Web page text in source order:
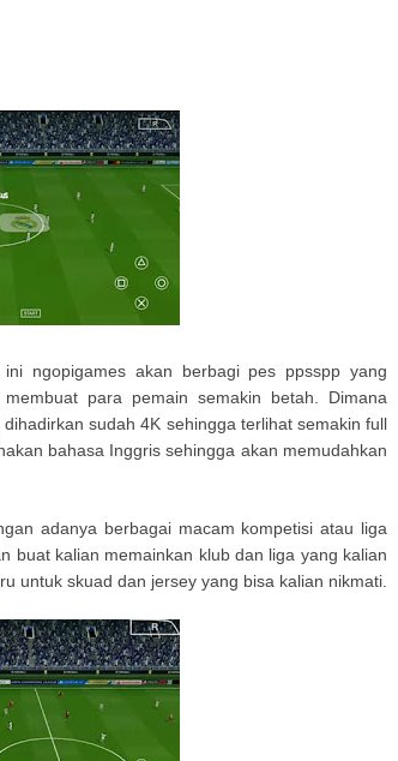
ngopigames akan berbagi pes ppsspp yang
para pemain semakin betah. Dimana
sudah 4K sehingga terlihat semakin full
bahasa Inggris sehingga akan memudahkan
adanya berbagai macam kompetisi atau liga
buat kalian memainkan klub dan liga yang kalian
untuk skuad dan jersey yang bisa kalian nikmati.